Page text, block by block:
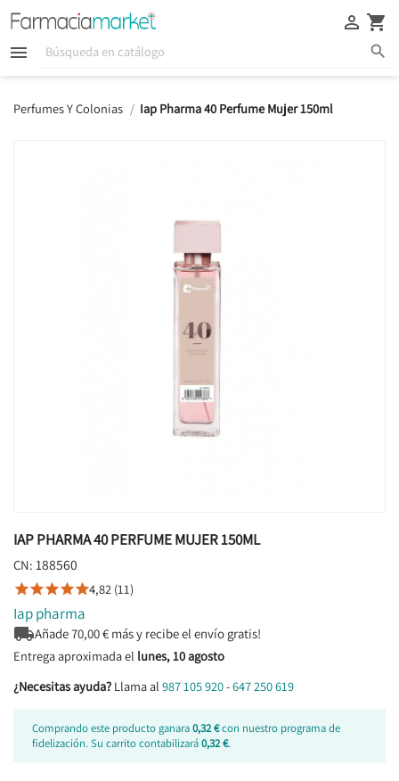
  
 
Perfumes Y Colonias Iap Pharma 40 Perfume Mujer 150ml
IAP PHARMA 40 PERFUME MUJER 150ML
CN: 188560
4,82 (11)
Iap pharma
Añade70,00€ más y recibe el envío gratis!
Entrega aproximada el lunes, 10 agosto
¿Necesitas ayuda? Llama al 987 105 920-647 250 619
Comprando este producto ganara0,32 €con nuestro programa de
fidelización. Su carrito contabilizará0,32 €.